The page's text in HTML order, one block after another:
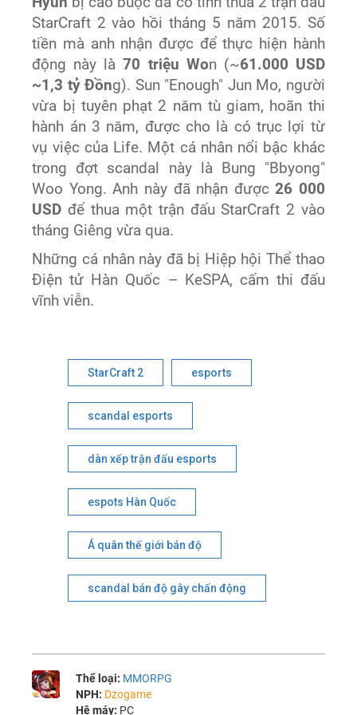
StarCraft 2 vào hồi tháng 5 năm 2015. Số
tiền mà anh nhận được để thực hiện hành
động này là70 triệu Won (~61.000 USD
~1,3 tỷ Đồng). Sun "Enough" Jun Mo, người
vừa bị tuyên phạt 2 năm tù giam, hoãn thi
hành án 3 năm, được cho là có trục lợi từ
vụ việc của Life. Một cá nhân nổi bậc khác
trong đợt scandal này là Bung "Bbyong"
Woo Yong. Anh này đã nhận được26 000
USD để thua một trận đấu StarCraft 2 vào
tháng Giêng vừa qua.
Những cá nhân này đã bị Hiệp hội Thể thao
Điện tử Hàn Quốc – KeSPA, cấm thi đấu
vĩnh viễn.
StarCraft 2 esports
scandal esports
dàn xếp trận đấu esports
espots Hàn Quốc
Á quân thế giới bán độ
scandal bán độ gây chấn động
Thể loại: MMORPG
NPH: Dzogame
Hệ máy: PC